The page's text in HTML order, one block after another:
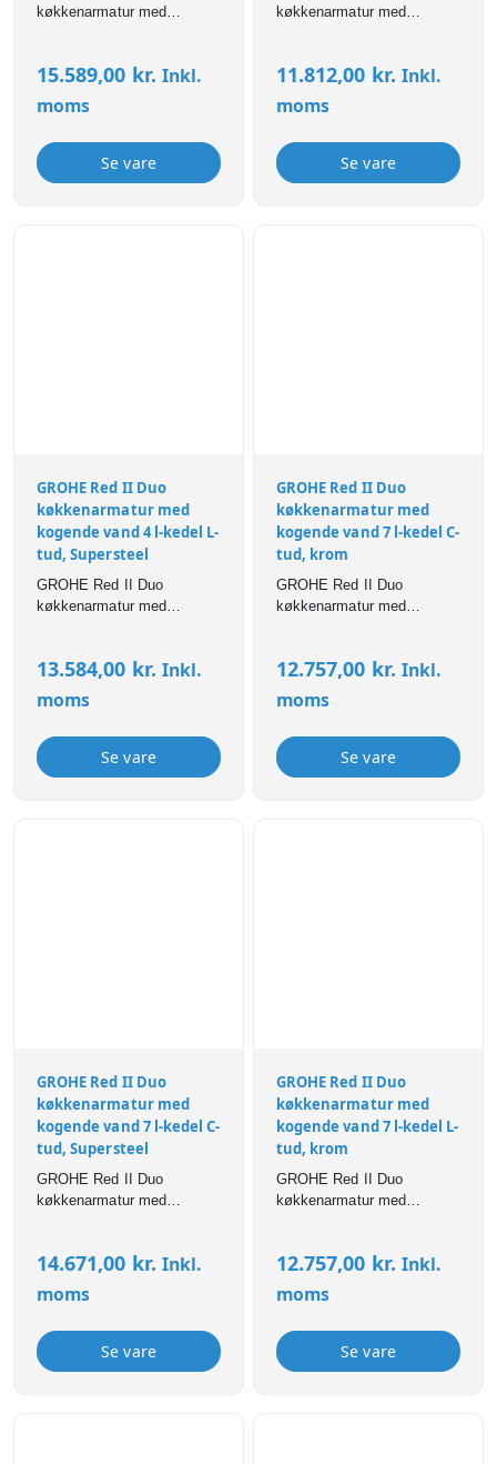
køkkenarmatur med
15.589,00 kr. Inkl.
moms
Se vare
køkkenarmatur med
11.812,00 kr. Inkl.
moms
Se vare
GROHE Red II Duo
køkkenarmatur med
kogende vand 4 l-kedel L-
tud, Supersteel
GROHE Red II Duo
køkkenarmatur med
13.584,00 kr. Inkl.
moms
Se vare
GROHE Red II Duo
køkkenarmatur med
kogende vand 7 l-kedel C-
tud, krom
GROHE Red II Duo
køkkenarmatur med
12.757,00 kr. Inkl.
moms
Se vare
GROHE Red II Duo
køkkenarmatur med
kogende vand 7 l-kedel C-
tud, Supersteel
GROHE Red II Duo
køkkenarmatur med
14.671,00 kr. Inkl.
moms
Se vare
GROHE Red II Duo
køkkenarmatur med
kogende vand 7 l-kedel L-
tud, krom
GROHE Red II Duo
køkkenarmatur med
12.757,00 kr. Inkl.
moms
Se vare